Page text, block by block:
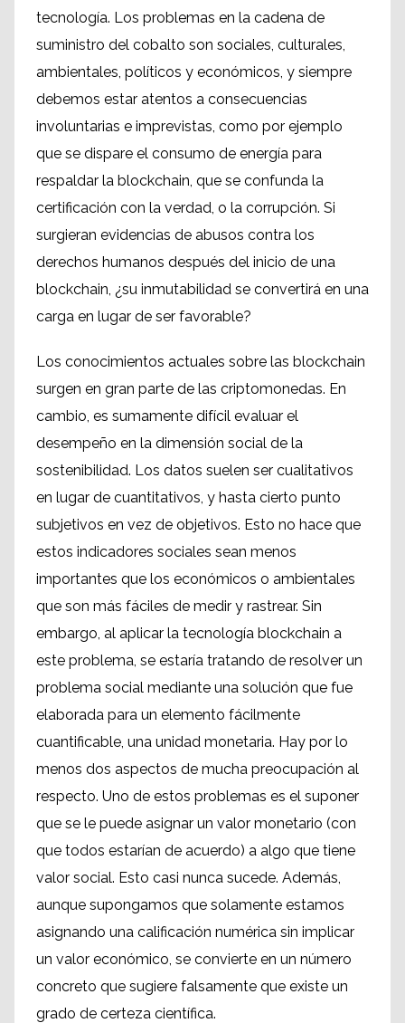
tecnología. Los problemas en la cadena de
suministro del cobalto son sociales, culturales,
ambientales, políticos y económicos, y siempre
debemos estar atentos a consecuencias
involuntarias e imprevistas, como por ejemplo
que se dispare el consumo de energía para
respaldar la blockchain, que se confunda la
certificación con la verdad, o la corrupción. Si
surgieran evidencias de abusos contra los
derechos humanos después del inicio de una
blockchain, ¿su inmutabilidad se convertirá en una
carga en lugar de ser favorable?
Los conocimientos actuales sobre las blockchain
surgen en gran parte de las criptomonedas. En
cambio, es sumamente difícil evaluar el
desempeño en la dimensión social de la
sostenibilidad. Los datos suelen ser cualitativos
en lugar de cuantitativos, y hasta cierto punto
subjetivos en vez de objetivos. Esto no hace que
estos indicadores sociales sean menos
importantes que los económicos o ambientales
que son más fáciles de medir y rastrear. Sin
embargo, al aplicar la tecnología blockchain a
este problema, se estaría tratando de resolver un
problema social mediante una solución que fue
elaborada para un elemento fácilmente
cuantificable, una unidad monetaria. Hay por lo
menos dos aspectos de mucha preocupación al
respecto. Uno de estos problemas es el suponer
que se le puede asignar un valor monetario (con
que todos estarían de acuerdo) a algo que tiene
valor social. Esto casi nunca sucede. Además,
aunque supongamos que solamente estamos
asignando una calificación numérica sin implicar
un valor económico, se convierte en un número
concreto que sugiere falsamente que existe un
grado de certeza científica.